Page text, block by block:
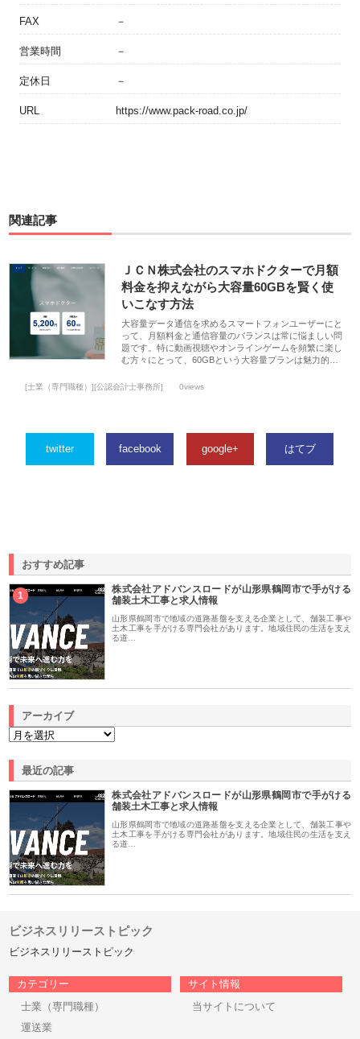
FAX －
営業時間 －
定休日 －
URL https://www.pack-road.co.jp/
関連記事
ＪＣＮ株式会社のスマホドクターで月額
料金を抑えながら大容量60GBを賢く使
いこなす方法
大容量データ通信を求めるスマートフォンユーザーにと
って、月額料金と通信容量のバランスは常に悩ましい問
題です。特に動画視聴やオンラインゲームを頻繁に楽し
む方々にとって、60GBという大容量プランは魅力的…
[士業（専門職種）][公認会計士事務所] 0views
twitter facebook google+ はてブ
おすすめ記事
1
株式会社アドバンスロードが山形県鶴岡市で手がける
舗装土木工事と求人情報
山形県鶴岡市で地域の道路基盤を支える企業として、舗装工事や
土木工事を手がける専門会社があります。地域住民の生活を支え
る道…
アーカイブ
最近の記事
株式会社アドバンスロードが山形県鶴岡市で手がける
舗装土木工事と求人情報
山形県鶴岡市で地域の道路基盤を支える企業として、舗装工事や
土木工事を手がける専門会社があります。地域住民の生活を支え
る道…
ビジネスリリーストピック
ビジネスリリーストピック
カテゴリー
士業（専門職種）
運送業
サイト情報
当サイトについて